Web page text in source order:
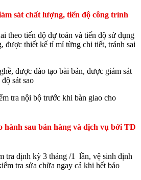
sát chất lượng, tiến độ công trình
theo tiến độ dự toán và tiến độ sử dụng
được thiết kế tỉ mỉ từng chi tiết, tránh sai
được đào tạo bài bản, được giám sát
sát sao
tra nội bộ trước khi bàn giao cho
hành sau bán hàng và dịch vụ bởi TD
tra định kỳ 3 tháng /1 lần, vệ sinh định
tra sửa chữa ngay cả khi hết bảo